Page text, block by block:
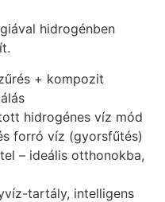
hidrogénben
+ kompozit
hidrogénes víz mód
forró víz (gyorsfűtés)
– ideális otthonokba,
tartály, intelligens